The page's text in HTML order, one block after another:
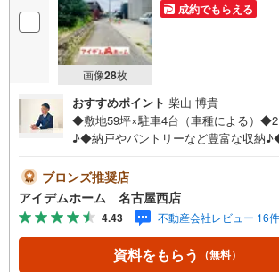
画像28枚
成約でもらえる
おすすめポイント 柴山 博貴
◆敷地59坪×駐車4台（車種による）
♪◆納戸やパントリーなど豊富な収納
震に強い耐震等級3取得☆◆草井小学校
学校まで1480m□■□■物件のご案内につ
学OK！＞希望日時が決まりましたらご
休でご案内致します（年末年始を除く
能！お仕事終わりでもご案内致します
□■店舗について■□■□店舗内にキッズ
ブロンズ推奨店
アイデムホーム 名古屋西店
4.43 不動産会社レビュー 16件
資料をもらう （無料）